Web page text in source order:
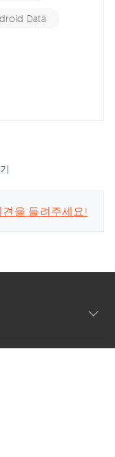
Data
을 들려주세요!